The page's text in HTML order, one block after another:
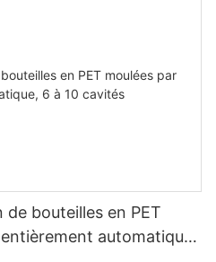
bouteilles en PET
automatique,